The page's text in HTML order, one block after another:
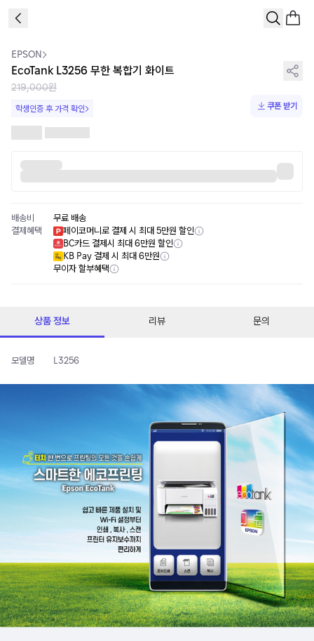
EPSON
EcoTank L3256 무한 복합기 화이트
219,000원
학생인증 후 가격 확인 쿠폰 받기
배송비
무료 배송
결제혜택
페이코머니로 결제 시 최대 5만원 할인
BC카드 결제시 최대 6만원 할인
KB Pay 결제 시 최대 6만원
무이자 할부혜택
상품 정보 리뷰 문의
모델명 L3256